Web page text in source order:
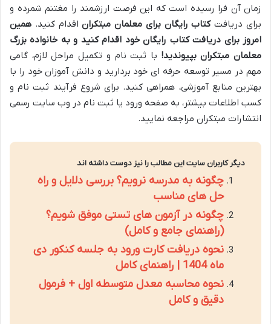
زمان آن فرا رسیده است که این فرصت ارزشمند را مغتنم شمرده و
برای دریافتکتاب رایگان برای معلمان مبتکراناقدام کنید. همین
امروز برای دریافت کتاب رایگان خود اقدام کنید و به خانواده بزرگ
معلمان مبتکران بپیوندید! با ثبت نام و تکمیل مراحل لازم، گامی
مهم در مسیر توسعه حرفه ای خود بردارید و دانش آموزان خود را با
بهترین منابع آموزشی، همراهی کنید. برای شروع فرآیند ثبت نام و
کسب اطلاعات بیشتر، به صفحه ورود یا ثبت نام در وب سایت رسمی
انتشارات مبتکران مراجعه نمایید.
دیگر کاربران سایت این مطالب را نیز دوست داشته اند
چگونه به مدرسه نرویم؟ بررسی دلایل و راه
حل های مناسب
چگونه در آزمون های تستی موفق شویم؟
(راهنمای جامع و کامل)
نحوه دریافت کارت ورود به جلسه کنکور دی
ماه 1404 | راهنمای کامل
نحوه محاسبه معدل متوسطه اول + فرمول
دقیق و کامل